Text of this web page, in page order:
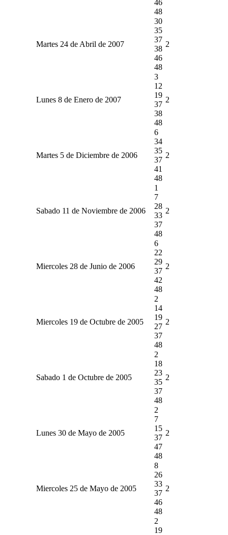
46
48
Martes 24 de Abril de 2007
30
35
37
38
46
48
2
Lunes 8 de Enero de 2007
3
12
19
37
38
48
2
Martes 5 de Diciembre de 2006
6
34
35
37
41
48
2
Sabado 11 de Noviembre de 2006
1
7
28
33
37
48
2
Miercoles 28 de Junio de 2006
6
22
29
37
42
48
2
Miercoles 19 de Octubre de 2005
2
14
19
27
37
48
2
Sabado 1 de Octubre de 2005
2
18
23
35
37
48
2
Lunes 30 de Mayo de 2005
2
7
15
37
47
48
2
Miercoles 25 de Mayo de 2005
8
26
33
37
46
48
2
2
19